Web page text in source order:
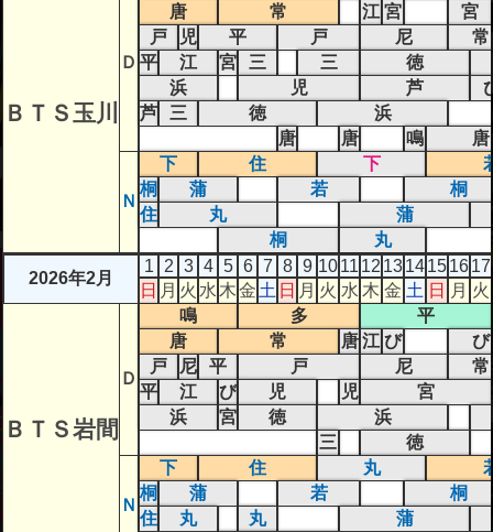
ＢＴＳ玉川
Ｄ
唐
常 江 宮
宮
戸
児 平 戸 尼
常
平
江 宮 三 三
徳
浜
児 芦
芦
三 徳
浜
唐
唐 鳴 唐
Ｎ
下 住 下
桐
蒲 若
桐
住
丸
蒲
桐
丸
2026年2月
1 2 3 4 5 6 7 8 9 1011 12 1314151617
日 月 火 水 木金 土 日 月 火 水 木 金 土 日 月 火
ＢＴＳ岩間
Ｄ
鳴 多
平
唐
常 唐江 び
び
戸
尼 平 戸 尼
常
平
江 び 児 児
宮
浜
宮 徳
浜
三
徳
Ｎ
下 住 丸
桐
蒲 若
桐
住
丸 丸
蒲